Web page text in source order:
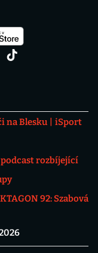
na Blesku
iSport
rozbíjející
92: Szabová